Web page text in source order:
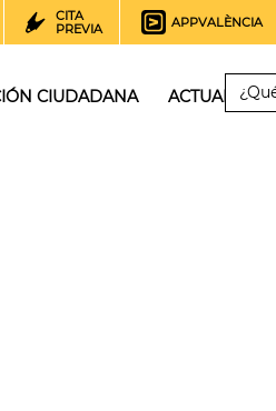
CITA
PREVIA
APPVALÈNCIA
CIUDADANA ACTUALIDAD